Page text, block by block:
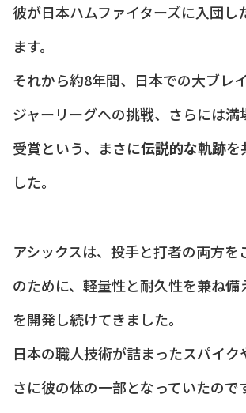
彼が日本ハムファイターズに入団し
ます。
それから約8年間、日本での大ブレ
ジャーリーグへの挑戦、さらには満
受賞という、まさに伝説的な軌跡を
した。
アシックスは、投手と打者の両方を
のために、軽量性と耐久性を兼ね備
を開発し続けてきました。
日本の職人技術が詰まったスパイク
さに彼の体の一部となっていたので